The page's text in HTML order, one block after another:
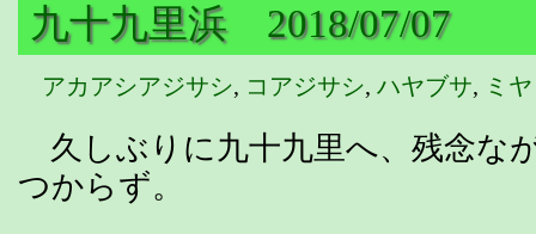
九十九里浜 2018/07/07
アカアシアジサシ, コアジサシ, ハヤブサ, ミ
久しぶりに九十九里へ、残念な
つからず。